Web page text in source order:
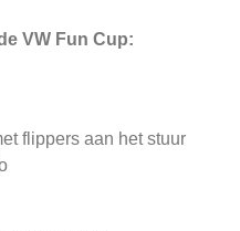
VW Fun Cup:
flippers aan het stuur